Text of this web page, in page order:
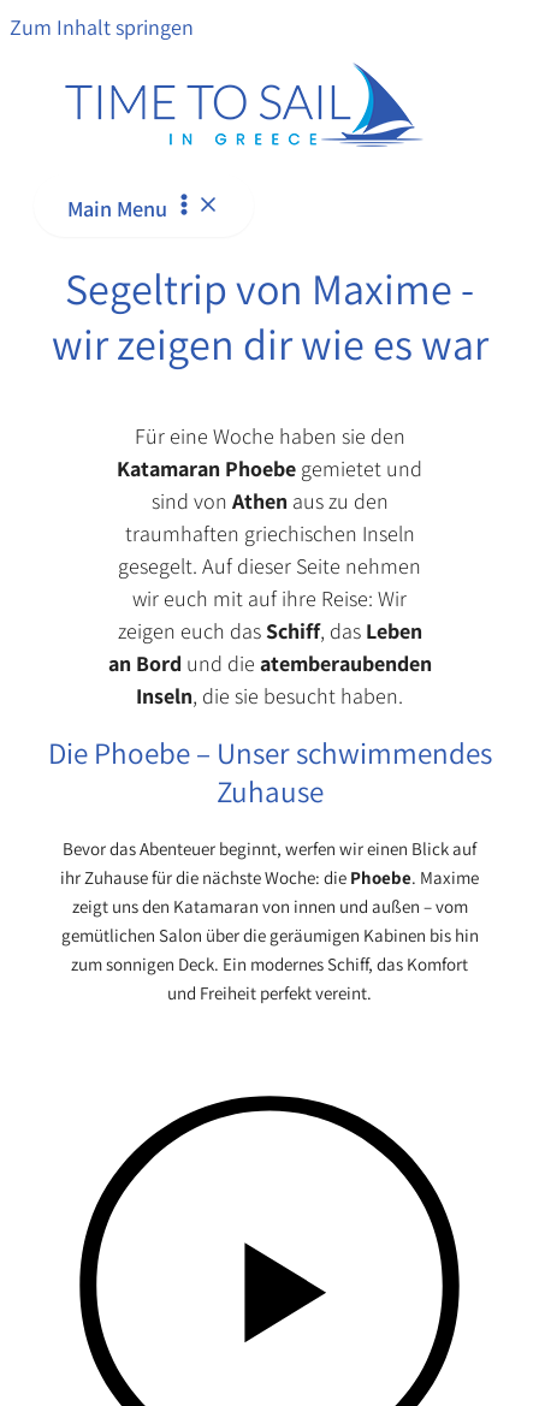
Zum Inhalt springen
Main Menu
Segeltrip von Maxime -
wir zeigen dir wie es war
Für eine Woche haben sie den
Katamaran Phoebe gemietet und
sind von Athen aus zu den
traumhaften griechischen Inseln
gesegelt. Auf dieser Seite nehmen
wir euch mit auf ihre Reise: Wir
zeigen euch dasSchiff, das Leben
an Bord und die atemberaubenden
Inseln, die sie besucht haben.
Die Phoebe – Unser schwimmendes
Zuhause
Bevor das Abenteuer beginnt, werfen wir einen Blick auf
ihr Zuhause für die nächste Woche: die Phoebe. Maxime
zeigt uns den Katamaran von innen und außen – vom
gemütlichen Salon über die geräumigen Kabinen bis hin
zum sonnigen Deck. Ein modernes Schiff, das Komfort
und Freiheit perfekt vereint.